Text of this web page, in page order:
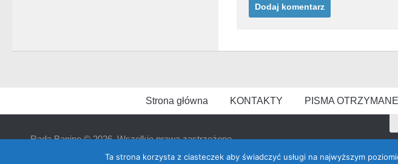
Strona główna KONTAKTY PISMA OTRZYMANE
Rada Banino © 2026. Wszelkie prawa zastrzeżone
Ta strona korzysta z ciasteczek aby świadczyć usługi na najwyższym